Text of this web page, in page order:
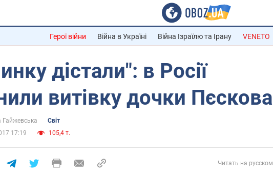
Герої війни Війна в Україні Війна Ізраїлю та Ірану VENETO
дістали": в Росії
витівку дочки Пєскова
Гайжевська
Світ
17:19
105,4 т.
Читать на русском